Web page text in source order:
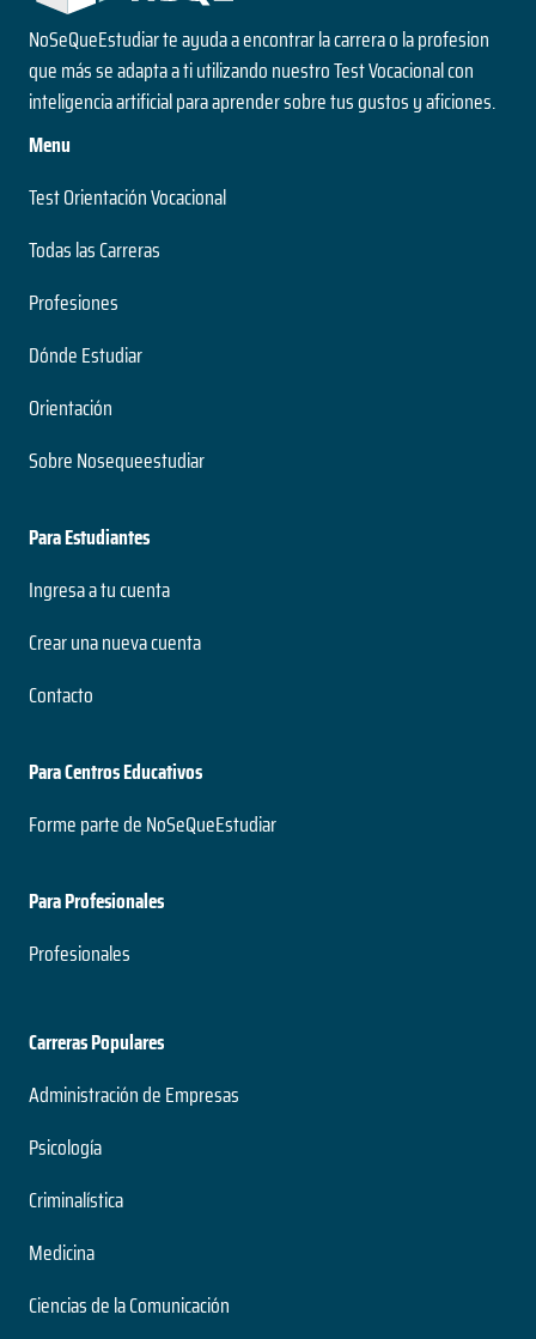
NoSeQueEstudiar te ayuda a encontrar la carrera o la profesion
que más se adapta a ti utilizando nuestro Test Vocacional con
inteligencia artificial para aprender sobre tus gustos y aficiones.
Menu
Test Orientación Vocacional
Todas las Carreras
Profesiones
Dónde Estudiar
Orientación
Sobre Nosequeestudiar
Para Estudiantes
Ingresa a tu cuenta
Crear una nueva cuenta
Contacto
Para Centros Educativos
Forme parte de NoSeQueEstudiar
Para Profesionales
Profesionales
Carreras Populares
Administración de Empresas
Psicología
Criminalística
Medicina
Ciencias de la Comunicación